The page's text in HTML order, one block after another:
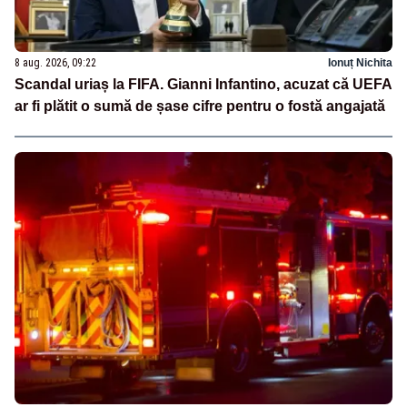
8 aug. 2026, 09:22 Ionuț Nichita
Scandal uriaș la FIFA. Gianni Infantino, acuzat că UEFA
ar fi plătit o sumă de șase cifre pentru o fostă angajată